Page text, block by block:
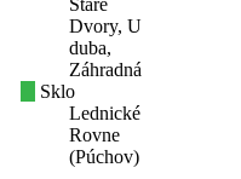
Staré
Dvory, U
duba,
Záhradná
Sklo
Lednické
Rovne
(Púchov)